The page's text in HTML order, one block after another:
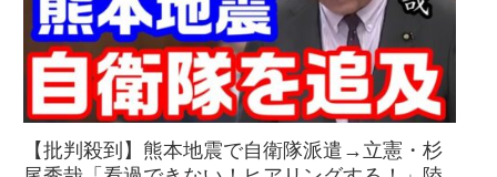
【批判殺到】熊本地震で自衛隊派遣→立憲・杉